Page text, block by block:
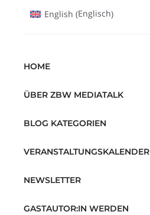
English (Englisch)
HOME
ÜBER ZBW MEDIATALK
BLOG KATEGORIEN
VERANSTALTUNGSKALENDER
NEWSLETTER
GASTAUTOR:IN WERDEN